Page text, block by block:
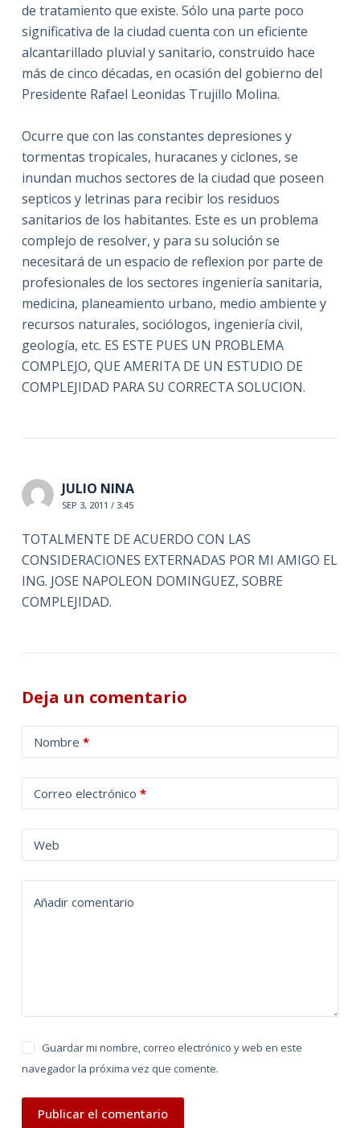
de tratamiento que existe. Sólo una parte poco
significativa de la ciudad cuenta con un eficiente
alcantarillado pluvial y sanitario, construido hace
más de cinco décadas, en ocasión del gobierno del
Presidente Rafael Leonidas Trujillo Molina.
Ocurre que con las constantes depresiones y
tormentas tropicales, huracanes y ciclones, se
inundan muchos sectores de la ciudad que poseen
septicos y letrinas para recibir los residuos
sanitarios de los habitantes. Este es un problema
complejo de resolver, y para su solución se
necesitará de un espacio de reflexion por parte de
profesionales de los sectores ingeniería sanitaria,
medicina, planeamiento urbano, medio ambiente y
recursos naturales, sociólogos, ingeniería civil,
geología, etc. ES ESTE PUES UN PROBLEMA
COMPLEJO, QUE AMERITA DE UN ESTUDIO DE
COMPLEJIDAD PARA SU CORRECTA SOLUCION.
JULIO NINA
SEP 3, 2011 / 3:45
TOTALMENTE DE ACUERDO CON LAS
CONSIDERACIONES EXTERNADAS POR MI AMIGO EL
ING. JOSE NAPOLEON DOMINGUEZ, SOBRE
COMPLEJIDAD.
Deja un comentario
Nombre *
Correo electrónico *
Web
Añadir comentario
Guardar mi nombre, correo electrónico y web en este
navegador la próxima vez que comente.
Publicar el comentario
l
t
a
t